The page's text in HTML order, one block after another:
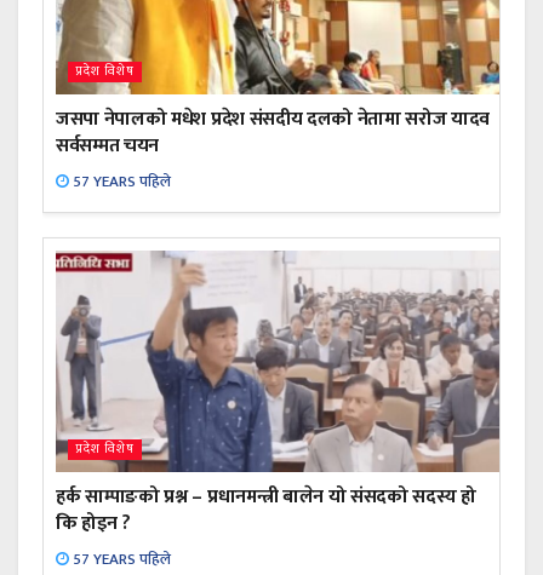
प्रदेश विशेष
जसपा नेपालको मधेश प्रदेश संसदीय दलको नेतामा सरोज यादव
सर्वसम्मत चयन
57 YEARS पहिले
प्रदेश विशेष
हर्क साम्पाङको प्रश्न – प्रधानमन्त्री बालेन यो संसदको सदस्य हो
कि होइन ?
57 YEARS पहिले